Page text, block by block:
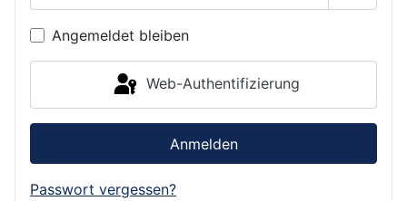
Angemeldet bleiben
Web-Authentifizierung
Anmelden
Passwort vergessen?